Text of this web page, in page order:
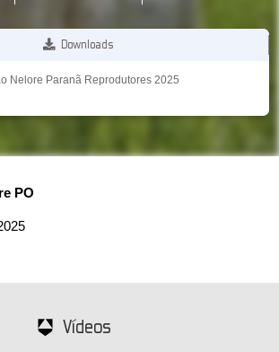
Downloads
Nelore Paranã Reprodutores 2025
PO
Vídeos